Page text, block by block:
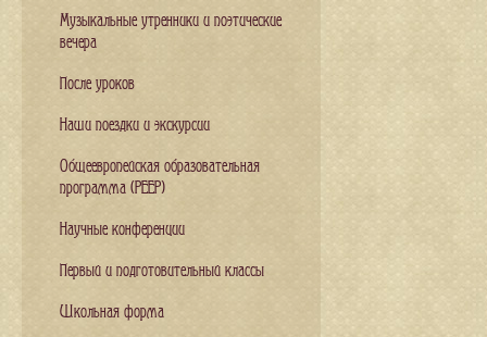
Музыкальные утренники и поэтические
вечера
После уроков
Наши поездки и экскурсии
Общеевропейская образовательная
программа (PEEP)
Научные конференции
Первый и подготовительный классы
Школьная форма